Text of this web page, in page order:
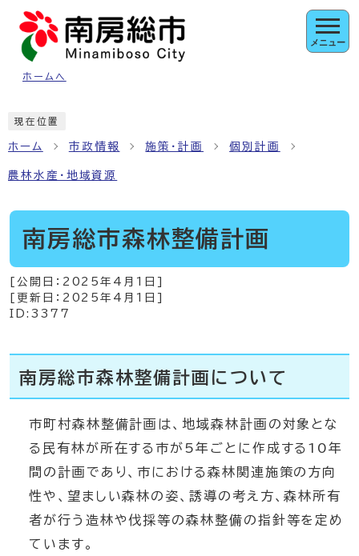
ページの先頭です
ホームへ
メニュー
現在位置
ホーム 市政情報 施策・計画 個別計画
農林水産・地域資源
南房総市森林整備計画
[公開日： 2025年4月1日
[更新日： 2025年4月1日
ID:3377
南房総市森林整備計画について
市町村森林整備計画は、地域森林計画の対象とな
る民有林が所在する市が5年ごとに作成する10年
間の計画であり、市における森林関連施策の方向
性や、望ましい森林の姿、誘導の考え方、森林所有
者が行う造林や伐採等の森林整備の指針等を定め
ています。